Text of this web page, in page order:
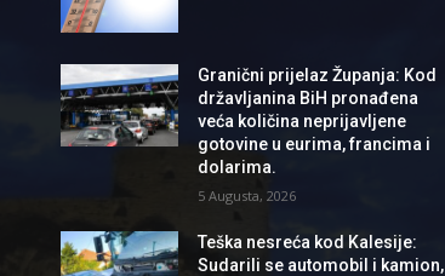
Granični prijelaz Županja: Kod
državljanina BiH pronađena
veća količina neprijavljene
gotovine u eurima, francima i
dolarima.
5 Augusta, 2026
Teška nesreća kod Kalesije:
Sudarili se automobil i kamion,